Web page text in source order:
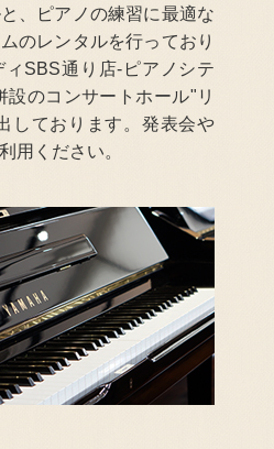
、ピアノの練習に最適な
のレンタルを行っており
ィSBS通り店-ピアノシテ
設のコンサートホール"リ
しております。発表会や
用ください。